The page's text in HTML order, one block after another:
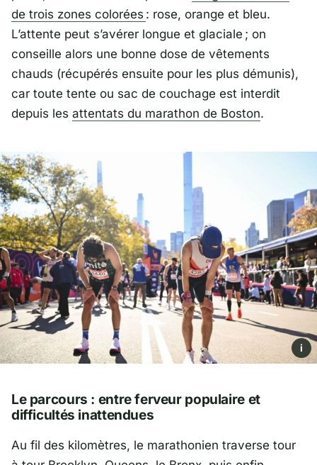
de trois zones colorées : rose, orange et bleu.
L’attente peut s’avérer longue et glaciale ; on
conseille alors une bonne dose de vêtements
chauds (récupérés ensuite pour les plus démunis),
car toute tente ou sac de couchage est interdit
depuis les attentats du marathon de Boston.
i
Le parcours : entre ferveur populaire et
difficultés inattendues
Au fil des kilomètres, le marathonien traverse tour